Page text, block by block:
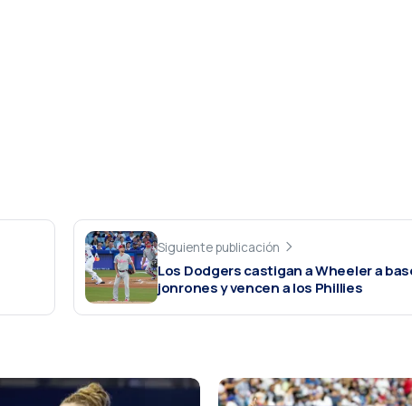
Siguiente publicación
Los Dodgers castigan a Wheeler a
jonrones y vencen a los Phillies